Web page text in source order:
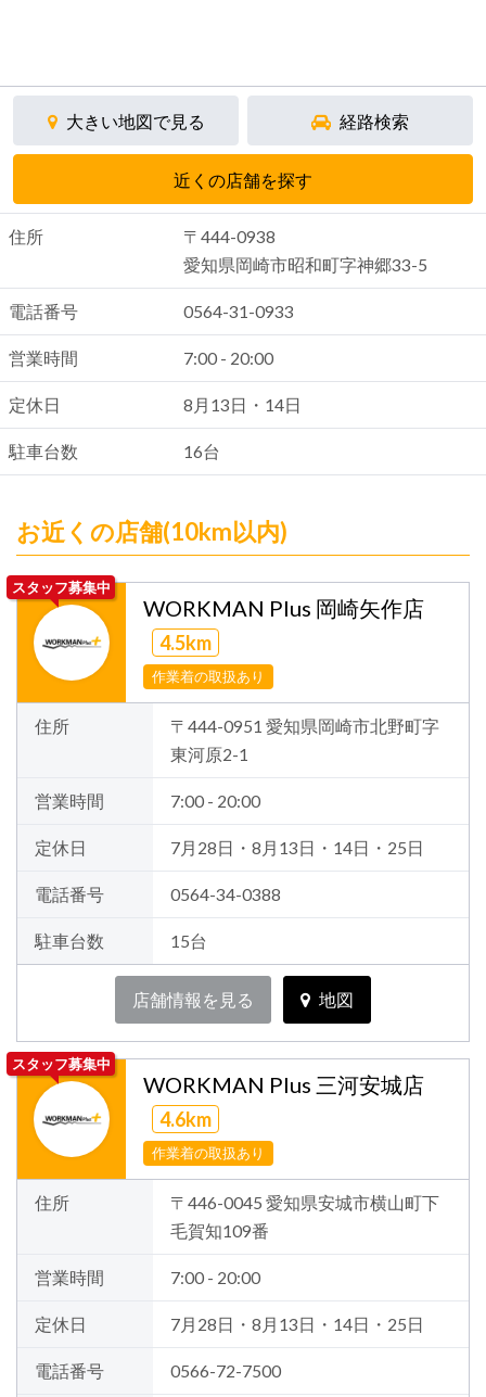
大きい地図で見る 経路検索
近くの店舗を探す
住所
〒444-0938
愛知県岡崎市昭和町字神郷33-5
電話番号 0564-31-0933
営業時間 7:00 - 20:00
定休日 8月13日・14日
駐車台数 16台
お近くの店舗(10km以内)
スタッフ募集中
WORKMAN Plus 岡崎矢作店
4.5km
作業着の取扱あり
住所
〒444-0951 愛知県岡崎市北野町字
東河原2-1
営業時間 7:00 - 20:00
定休日 7月28日・8月13日・14日・25日
電話番号 0564-34-0388
駐車台数 15台
店舗情報を見る 地図
スタッフ募集中
WORKMAN Plus 三河安城店
4.6km
作業着の取扱あり
住所
〒446-0045 愛知県安城市横山町下
毛賀知109番
営業時間 7:00 - 20:00
定休日 7月28日・8月13日・14日・25日
電話番号 0566-72-7500